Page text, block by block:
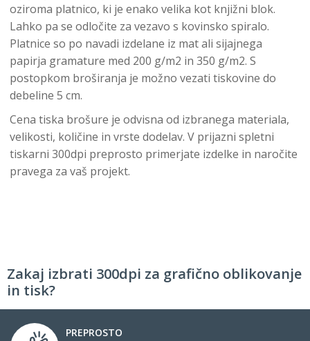
oziroma platnico, ki je enako velika kot knjižni blok.
Lahko pa se odločite za vezavo s kovinsko spiralo.
Platnice so po navadi izdelane iz mat ali sijajnega
papirja gramature med 200 g/m2 in 350 g/m2. S
postopkom broširanja je možno vezati tiskovine do
debeline 5 cm.
Cena tiska brošure je odvisna od izbranega materiala,
velikosti, količine in vrste dodelav. V prijazni spletni
tiskarni 300dpi preprosto primerjate izdelke in naročite
pravega za vaš projekt.
Zakaj izbrati 300dpi za grafično oblikovanje
in tisk?
PREPROSTO